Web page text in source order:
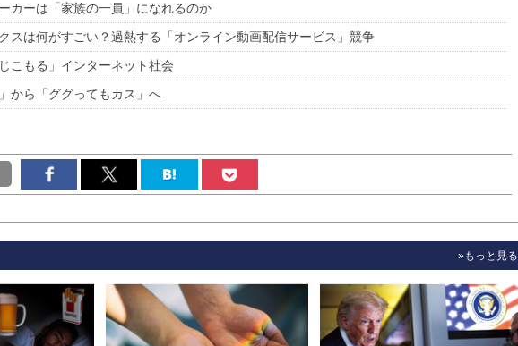
カーは「家族の一員」になれるのか
スは何がすごい？過熱する「オンライン動画配信サービス」競争
こもる」インターネット社会
から「ググってもカス」へ
»もっと見る